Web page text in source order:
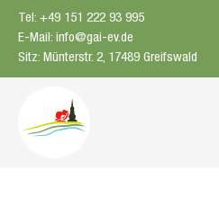
Tel: +49 151 222 93 995
E-Mail: info@gai-ev.de
Sitz: Münterstr. 2, 17489 Greifswald